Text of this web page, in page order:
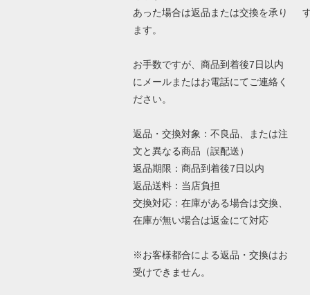
あった場合は返品または交換を承り
ます。
お手数ですが、商品到着後7日以内
にメールまたはお電話にてご連絡く
ださい。
返品・交換対象：不良品、または注
文と異なる商品（誤配送）
返品期限：商品到着後7日以内
返品送料：当店負担
交換対応：在庫がある場合は交換、
在庫が無い場合は返金にて対応
※お客様都合による返品・交換はお
受けできません。